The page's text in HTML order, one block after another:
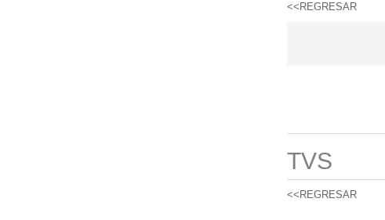
<<REGRESAR
TVS
<<REGRESAR